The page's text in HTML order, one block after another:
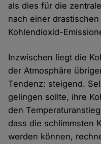
als dies für die
nach einer
Kohlendioxid-
Inzwischen liegt die
der Atmosphäre
Tendenz: steigend.
gelingen sollte, ihre
den
dass die schlimmsten
werden können,